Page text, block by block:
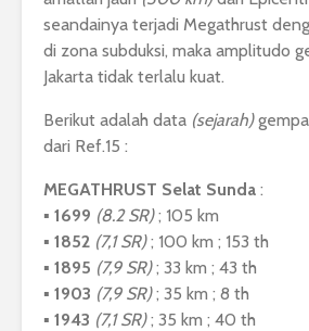
seandainya terjadi Megathrust
di zona subduksi, maka amplitudo
Jakarta tidak terlalu kuat.
Berikut adalah data (sejarah)
dari Ref.15 :
MEGATHRUST Selat Sunda :
▪︎ 1699 (8.2 SR); 105 km
▪︎ 1852 (7,1 SR); 100 km ; 153 th
▪︎ 1895 (7,9 SR); 33 km ; 43 th
▪︎ 1903 (7,9 SR); 35 km ; 8 th
▪︎ 1943 (7,1 SR); 35 km ; 40 th